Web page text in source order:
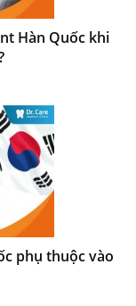
Hàn Quốc khi
phụ thuộc vào